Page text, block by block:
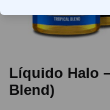
Líquido Halo
Blend)